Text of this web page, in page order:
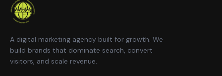
A digital marketing agency built for growth. We
build brands that dominate search, convert
visitors, and scale revenue.